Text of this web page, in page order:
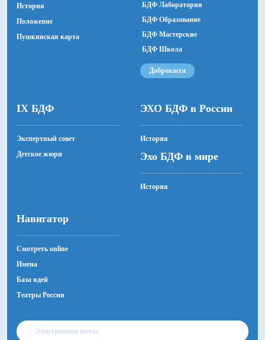
История
Положение
Пушкинская карта
БДФ Лаборатория
БДФ Образование
БДФ Мастерские
БДФ Школа
Доброкасса
IX БДФ
Экспертный совет
Детское жюри
ЭХО БДФ в России
История
Эхо БДФ в мире
История
Навигатор
Смотреть online
Имена
База идей
Театры России